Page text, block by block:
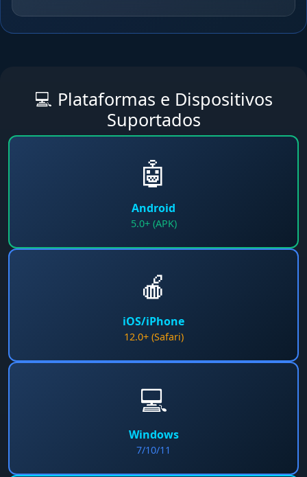
💻 Plataformas e Dispositivos
Suportados
🤖
Android
5.0+ (APK)
🍎
iOS/iPhone
12.0+ (Safari)
💻
Windows
7/10/11